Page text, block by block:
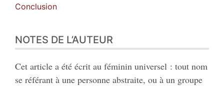
Conclusion
NOTES DE L’AUTEUR
Cet article a été écrit au féminin universel : tout nom
se référant à une personne abstraite, ou à un groupe